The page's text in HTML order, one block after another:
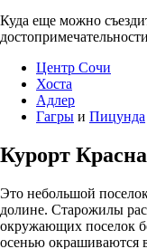
Куда еще можно
Центр Сочи
Хоста
Адлер
Гагры и Пицунда
Курорт
Это небольшой
долине. Старожилы
окружающих поселок
осенью окрашиваются